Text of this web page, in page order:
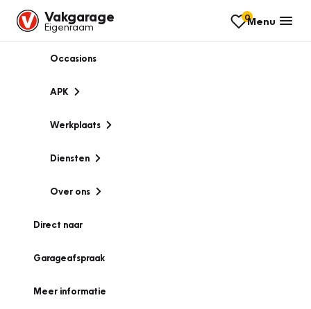
Vakgarage
Eigenraam
0Menu
Occasions
APK
Werkplaats
Diensten
Over ons
Direct naar
Garageafspraak
Meer informatie